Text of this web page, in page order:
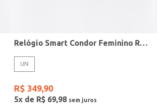
Relógio Smart Condor Feminino ROSE
UN
R$ 349,90
5x de R$ 69,98